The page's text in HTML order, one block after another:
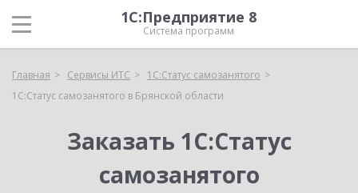
1С:Предприятие 8
Система программ
Главная Сервисы ИТС
1С:Статус самозанятого
1С:Статус самозанятого в Брянской области
Заказать 1С:Статус
самозанятого